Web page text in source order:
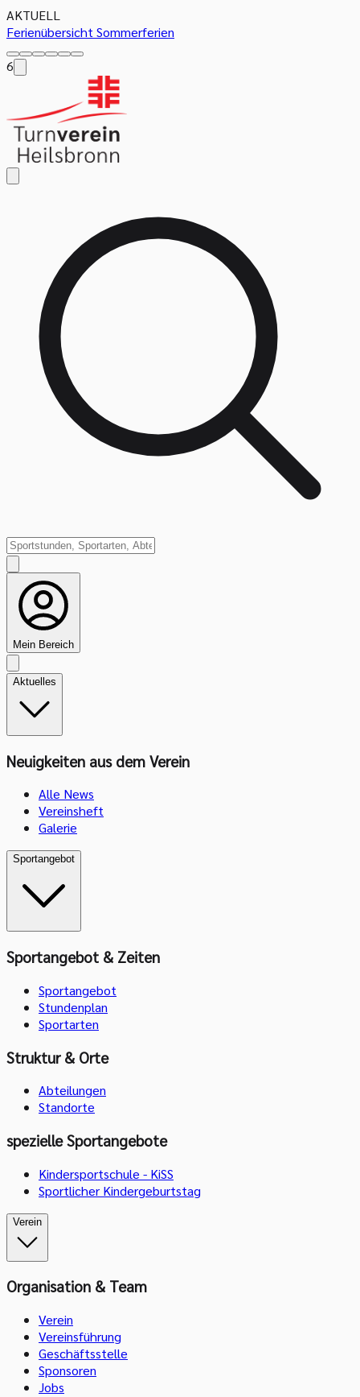
AKTUELL
Ferienübersicht Sommerferien
6
Mein Bereich
Aktuelles
Neuigkeiten aus dem Verein
Alle News
Vereinsheft
Galerie
Sportangebot
Sportangebot & Zeiten
Sportangebot
Stundenplan
Sportarten
Struktur & Orte
Abteilungen
Standorte
spezielle Sportangebote
Kindersportschule - KiSS
Sportlicher Kindergeburtstag
Verein
Organisation & Team
Verein
Vereinsführung
Geschäftsstelle
Sponsoren
Jobs